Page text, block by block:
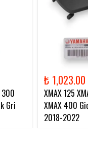
300
Gri
₺ 1,023.00
XMAX 125
XMAX 400
2018-2022